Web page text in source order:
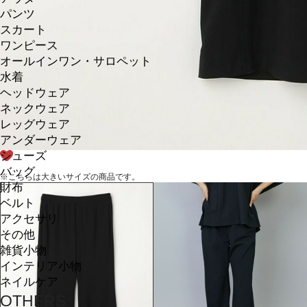
パンツ
スカート
ワンピース
オールインワン・サロペット
水着
ヘッドウェア
ネックウェア
レッグウェア
アンダーウェア
シューズ
バッグ
財布
ベルト
アクセサリ
その他
雑貨小物
インテリア小物
ネイルケア
OTHERS
※こちらは大きいサイズの商品です。